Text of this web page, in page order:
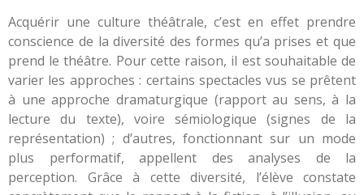
Acquérir une culture théâtrale, c’est en effet prendre
conscience de la diversité des formes qu’a prises et que
prend le théâtre. Pour cette raison, il est souhaitable de
varier les approches : certains spectacles vus se prêtent
à une approche dramaturgique (rapport au sens, à la
lecture du texte), voire sémiologique (signes de la
représentation) ; d’autres, fonctionnant sur un mode
plus performatif, appellent des analyses de la
perception. Grâce à cette diversité, l’élève constate